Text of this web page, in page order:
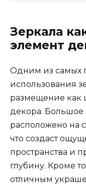
Зеркала
элемент
Одним из самых
использования
размещение как
декора. Большое
расположено на
что создаст
пространства и
глубину. Кроме
отличным